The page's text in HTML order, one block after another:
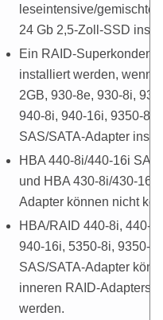
leseintensive/gemischte
24 Gb 2,5-Zoll-SSD
Ein RAID-
installiert werden, wenn
2GB, 930-8e, 930-8i,
940-8i, 940-16i, 9350-8i
SAS/SATA-Adapter
HBA 440-8i/440-16i
und HBA 430-8i/430-16i
Adapter können nicht
HBA/RAID 440-8i, 440-
940-16i, 5350-8i, 9350-
SAS/SATA-Adapter
inneren RAID-
werden.